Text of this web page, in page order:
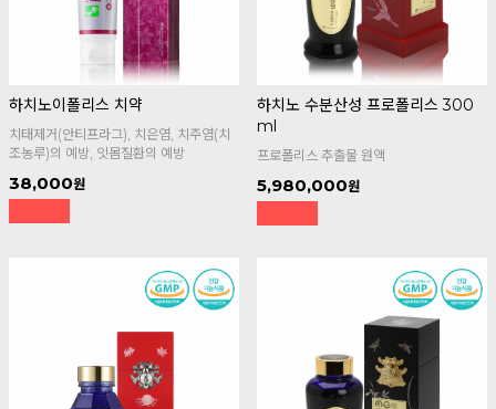
하치노이폴리스 치약
치태제거(안티프라그), 치은염, 치주염(치
조농루)의 예방, 잇몸질환의 예방
38,000
하치노 수분산성 프로폴리스 300
ml
프로폴리스 추출물 원액
5,980,000